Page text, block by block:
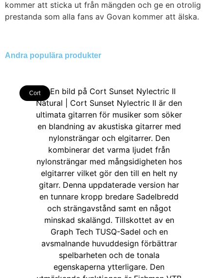
kommer att sticka ut från mängden och ge en otrolig
prestanda som alla fans av Govan kommer att älska.
Andra populära produkter
Cort